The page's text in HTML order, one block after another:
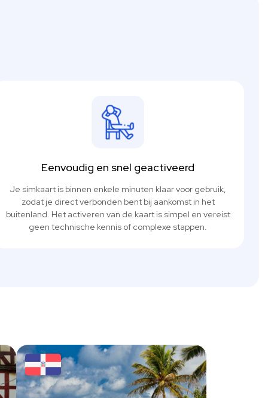
Eenvoudig en snel geactiveerd
Je simkaart is binnen enkele minuten klaar voor gebruik,
zodat je direct verbonden bent bij aankomst in het
buitenland. Het activeren van de kaart is simpel en vereist
geen technische kennis of complexe stappen.